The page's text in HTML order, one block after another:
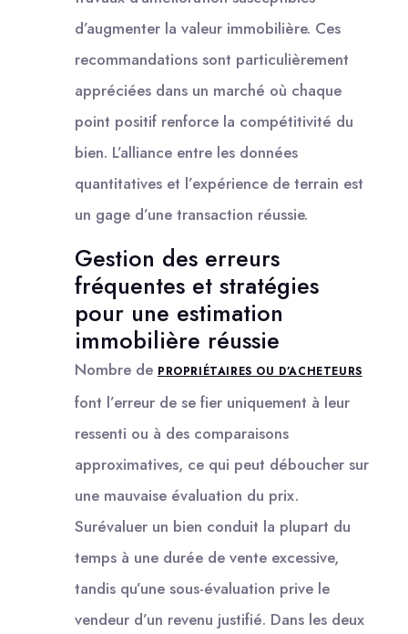
d’augmenter la valeur immobilière. Ces
recommandations sont particulièrement
appréciées dans un marché où chaque
point positif renforce la compétitivité du
bien. L’alliance entre les données
quantitatives et l’expérience de terrain est
un gage d’une transaction réussie.
Gestion des erreurs
fréquentes et stratégies
pour une estimation
immobilière réussie
Nombre de PROPRIÉTAIRES OU D’ACHETEURS
font l’erreur de se fier uniquement à leur
ressenti ou à des comparaisons
approximatives, ce qui peut déboucher sur
une mauvaise évaluation du prix.
Surévaluer un bien conduit la plupart du
temps à une durée de vente excessive,
tandis qu’une sous-évaluation prive le
vendeur d’un revenu justifié. Dans les deux